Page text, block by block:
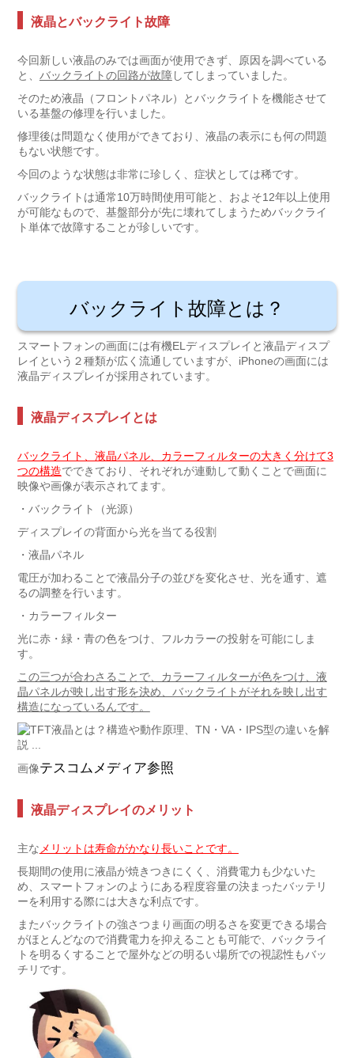
液晶とバックライト故障
今回新しい液晶のみでは画面が使用できず、原因を調べている
と、 バックライトの回路が故障してしまっていました。
そのため液晶（フロントパネル）とバックライトを機能させて
いる基盤の修理を行いました。
修理後は問題なく使用ができており、液晶の表示にも何の問題
もない状態です。
今回のような状態は非常に珍しく、症状としては稀です。
バックライトは通常10万時間使用可能と、およそ12年以上使用
が可能なもので、基盤部分が先に壊れてしまうためバックライ
ト単体で故障することが珍しいです。
バックライト故障とは？
スマートフォンの画面には有機ELディスプレイと液晶ディスプ
レイという２種類が広く流通していますが、iPhoneの画面には
液晶ディスプレイが採用されています。
液晶ディスプレイとは
バックライト、液晶パネル、カラーフィルターの大きく分けて3
つの構造でできており、それぞれが連動して動くことで画面に
映像や画像が表示されてます。
・バックライト（光源）
ディスプレイの背面から光を当てる役割
・液晶パネル
電圧が加わることで液晶分子の並びを変化させ、光を通す、遮
るの調整を行います。
・カラーフィルター
光に赤・緑・青の色をつけ、フルカラーの投射を可能にしま
す。
この三つが合わさることで、カラーフィルターが色をつけ、液
晶パネルが映し出す形を決め、バックライトがそれを映し出す
構造になっているんです。
画像テスコムメディア参照
液晶ディスプレイのメリット
主な メリットは寿命がかなり長いことです。
長期間の使用に液晶が焼きつきにくく、消費電力も少ないた
め、スマートフォンのようにある程度容量の決まったバッテリ
ーを利用する際には大きな利点です。
またバックライトの強さつまり画面の明るさを変更できる場合
がほとんどなので消費電力を抑えることも可能で、バックライ
トを明るくすることで屋外などの明るい場所での視認性もバッ
チリです。